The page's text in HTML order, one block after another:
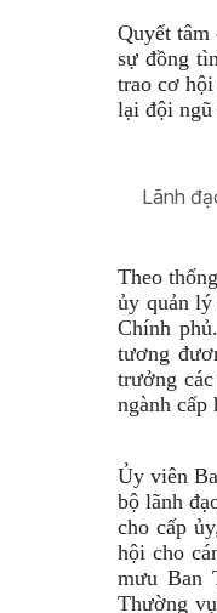
Quyết tâm
sự đồng
trao cơ
lại đội ngũ
Lãnh
Theo
ủy quản
Chính
tương
trưởng
ngành
Ủy viên
bộ lãnh
cho cấp
hội cho
mưu Ban
Thường